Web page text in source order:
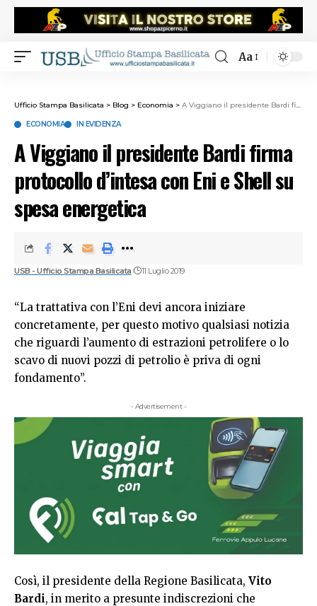
Aa
Ufficio Stampa Basilicata > Blog > Economia > A Viggiano il presidente Bardi firma protocollo d’intesa con Eni e Shell su spesa energetica
ECONOMIA IN EVIDENZA
A Viggiano il presidente Bardi firma
protocollo d’intesa con Eni e Shell su
spesa energetica
USB - Ufficio Stampa Basilicata 11 Luglio 2019
“La trattativa con l’Eni devi ancora iniziare
concretamente, per questo motivo qualsiasi notizia
che riguardi l’aumento di estrazioni petrolifere o lo
scavo di nuovi pozzi di petrolio è priva di ogni
fondamento”.
- Advertisement -
Così, il presidente della Regione Basilicata, Vito
Bardi, in merito a presunte indiscrezioni che